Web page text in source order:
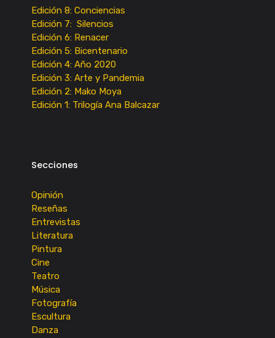
Edición 8: Conciencias
Edición 7: Silencios
Edición 6: Renacer
Edición 5: Bicentenario
Edición 4: Año 2020
Edición 3: Arte y Pandemia
Edición 2: Mako Moya
Edición 1: Trilogía Ana Balcazar
Secciones
Opinión
Reseñas
Entrevistas
Literatura
Pintura
Cine
Teatro
Música
Fotografía
Escultura
Danza